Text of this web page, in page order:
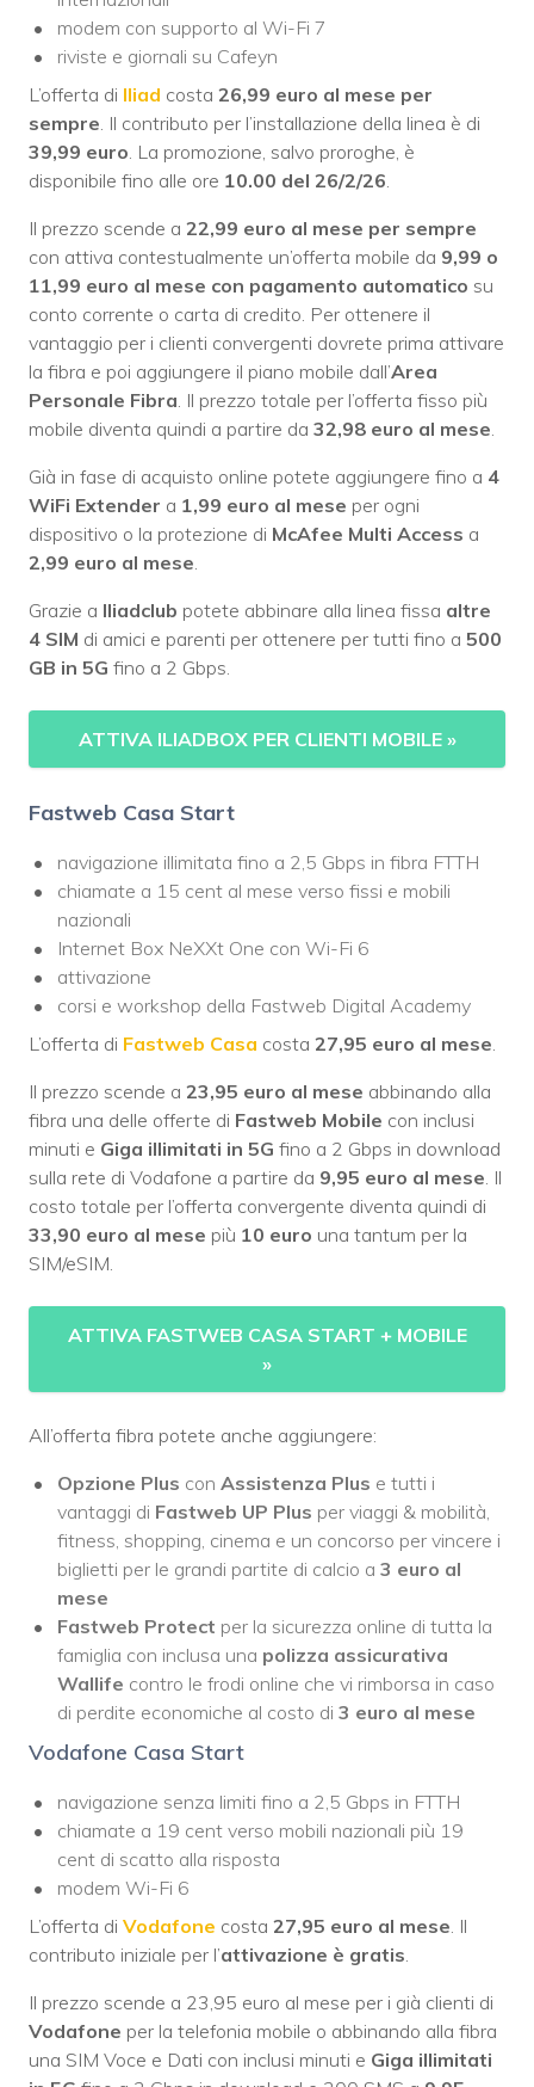
modem con supporto al Wi-Fi 7
riviste e giornali su Cafeyn
L’offerta di Iliad costa 26,99 euro al mese per
sempre. Il contributo per l’installazione della linea è di
39,99 euro. La promozione, salvo proroghe, è
disponibile fino alle ore 10.00 del 26/2/26.
Il prezzo scende a 22,99 euro al mese per sempre
con attiva contestualmente un’offerta mobile da 9,99 o
11,99 euro al mese con pagamento automatico su
conto corrente o carta di credito. Per ottenere il
vantaggio per i clienti convergenti dovrete prima attivare
la fibra e poi aggiungere il piano mobile dall’Area
Personale Fibra. Il prezzo totale per l’offerta fisso più
mobile diventa quindi a partire da 32,98 euro al mese.
Già in fase di acquisto online potete aggiungere fino a 4
WiFi Extender a 1,99 euro al mese per ogni
dispositivo o la protezione di McAfee Multi Access a
2,99 euro al mese.
Grazie a Iliadclub potete abbinare alla linea fissa altre
4 SIM di amici e parenti per ottenere per tutti fino a 500
GB in 5G fino a 2 Gbps.
ATTIVA ILIADBOX PER CLIENTI MOBILE »
Fastweb Casa Start
navigazione illimitata fino a 2,5 Gbps in fibra FTTH
chiamate a 15 cent al mese verso fissi e mobili
nazionali
Internet Box NeXXt One con Wi-Fi 6
attivazione
corsi e workshop della Fastweb Digital Academy
L’offerta di Fastweb Casa costa 27,95 euro al mese.
Il prezzo scende a 23,95 euro al mese abbinando alla
fibra una delle offerte di Fastweb Mobile con inclusi
minuti e Giga illimitati in 5G fino a 2 Gbps in download
sulla rete di Vodafone a partire da 9,95 euro al mese. Il
costo totale per l’offerta convergente diventa quindi di
33,90 euro al mese più 10 euro una tantum per la
SIM/eSIM.
ATTIVA FASTWEB CASA START + MOBILE
»
All’offerta fibra potete anche aggiungere:
Opzione Plus con Assistenza Plus e tutti i
vantaggi di Fastweb UP Plus per viaggi & mobilità,
fitness, shopping, cinema e un concorso per vincere i
biglietti per le grandi partite di calcio a 3 euro al
mese
Fastweb Protect per la sicurezza online di tutta la
famiglia con inclusa una polizza assicurativa
Wallife contro le frodi online che vi rimborsa in caso
di perdite economiche al costo di 3 euro al mese
Vodafone Casa Start
navigazione senza limiti fino a 2,5 Gbps in FTTH
chiamate a 19 cent verso mobili nazionali più 19
cent di scatto alla risposta
modem Wi-Fi 6
L’offerta di Vodafone costa 27,95 euro al mese. Il
contributo iniziale per l’attivazione è gratis.
Il prezzo scende a 23,95 euro al mese per i già clienti di
Vodafone per la telefonia mobile o abbinando alla fibra
una SIM Voce e Dati con inclusi minuti e Giga illimitati